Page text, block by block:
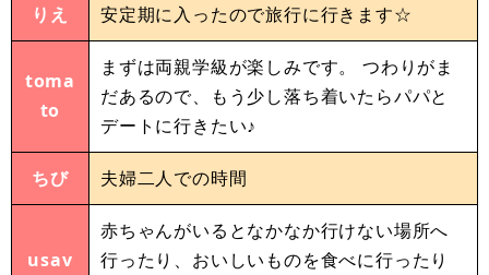
りえ 安定期に入ったので旅行に行きます☆
toma
to
まずは両親学級が楽しみです。 つわりがま
だあるので、もう少し落ち着いたらパパと
デートに行きたい♪
ちび 夫婦二人での時間
usav
赤ちゃんがいるとなかなか行けない場所へ
行ったり、おいしいものを食べに行ったり